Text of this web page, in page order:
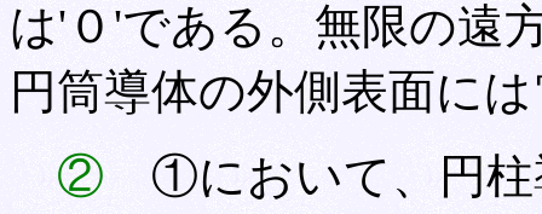
は'０'である。無限の遠
円筒導体の外側表面に
② ①において、円柱